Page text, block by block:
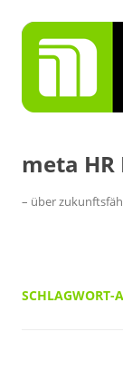
Inhalt
springen
meta HR
– über
SCHLAGWORT-